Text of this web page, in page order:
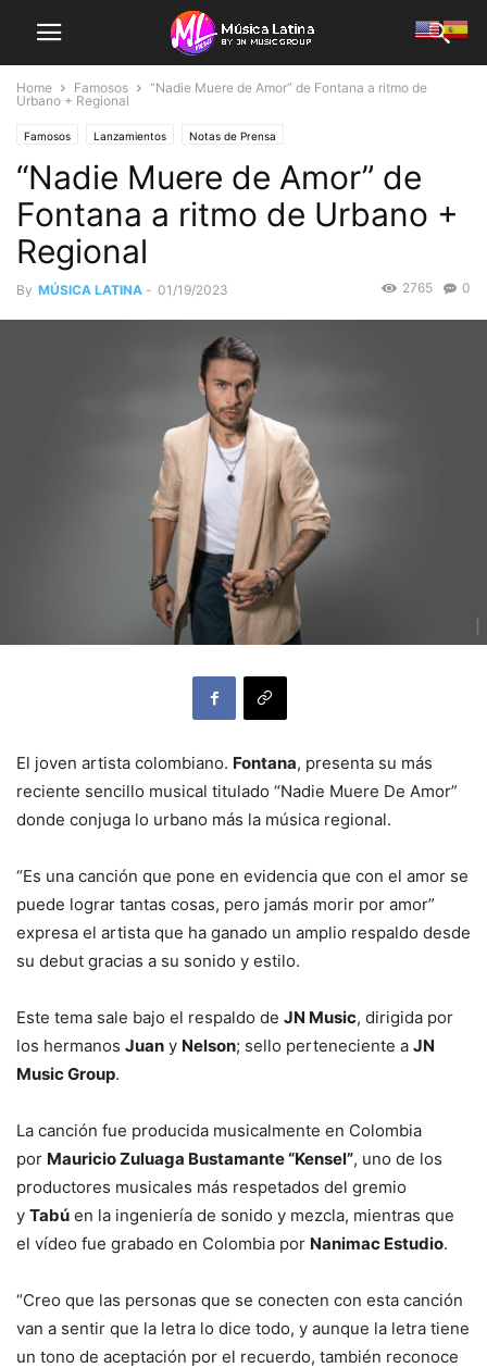
Home Famosos
“Nadie Muere de Amor” de Fontana a ritmo de
Urbano + Regional
Famosos Lanzamientos Notas de Prensa
“Nadie Muere de Amor” de
Fontana a ritmo de Urbano +
Regional
By MÚSICA LATINA - 01/19/2023 0
2765
El joven artista colombiano. Fontana, presenta su más
reciente sencillo musical titulado “Nadie Muere De Amor”
donde conjuga lo urbano más la música regional.
“Es una canción que pone en evidencia que con el amor se
puede lograr tantas cosas, pero jamás morir por amor”
expresa el artista que ha ganado un amplio respaldo desde
su debut gracias a su sonido y estilo.
Este tema sale bajo el respaldo de JN Music, dirigida por
los hermanos Juan y Nelson; sello perteneciente a JN
Music Group.
La canción fue producida musicalmente en Colombia
por Mauricio Zuluaga Bustamante “Kensel”, uno de los
productores musicales más respetados del gremio
y Tabú en la ingeniería de sonido y mezcla, mientras que
el vídeo fue grabado en Colombia por Nanimac Estudio.
“Creo que las personas que se conecten con esta canción
van a sentir que la letra lo dice todo, y aunque la letra tiene
un tono de aceptación por el recuerdo, también reconoce